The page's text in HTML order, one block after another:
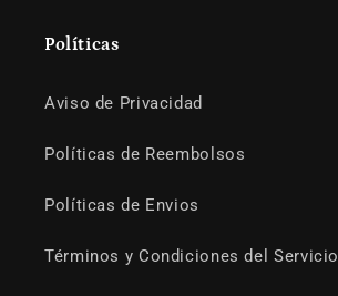
Políticas
Aviso de Privacidad
Políticas de Reembolsos
Políticas de Envios
Términos y Condiciones del Servicio